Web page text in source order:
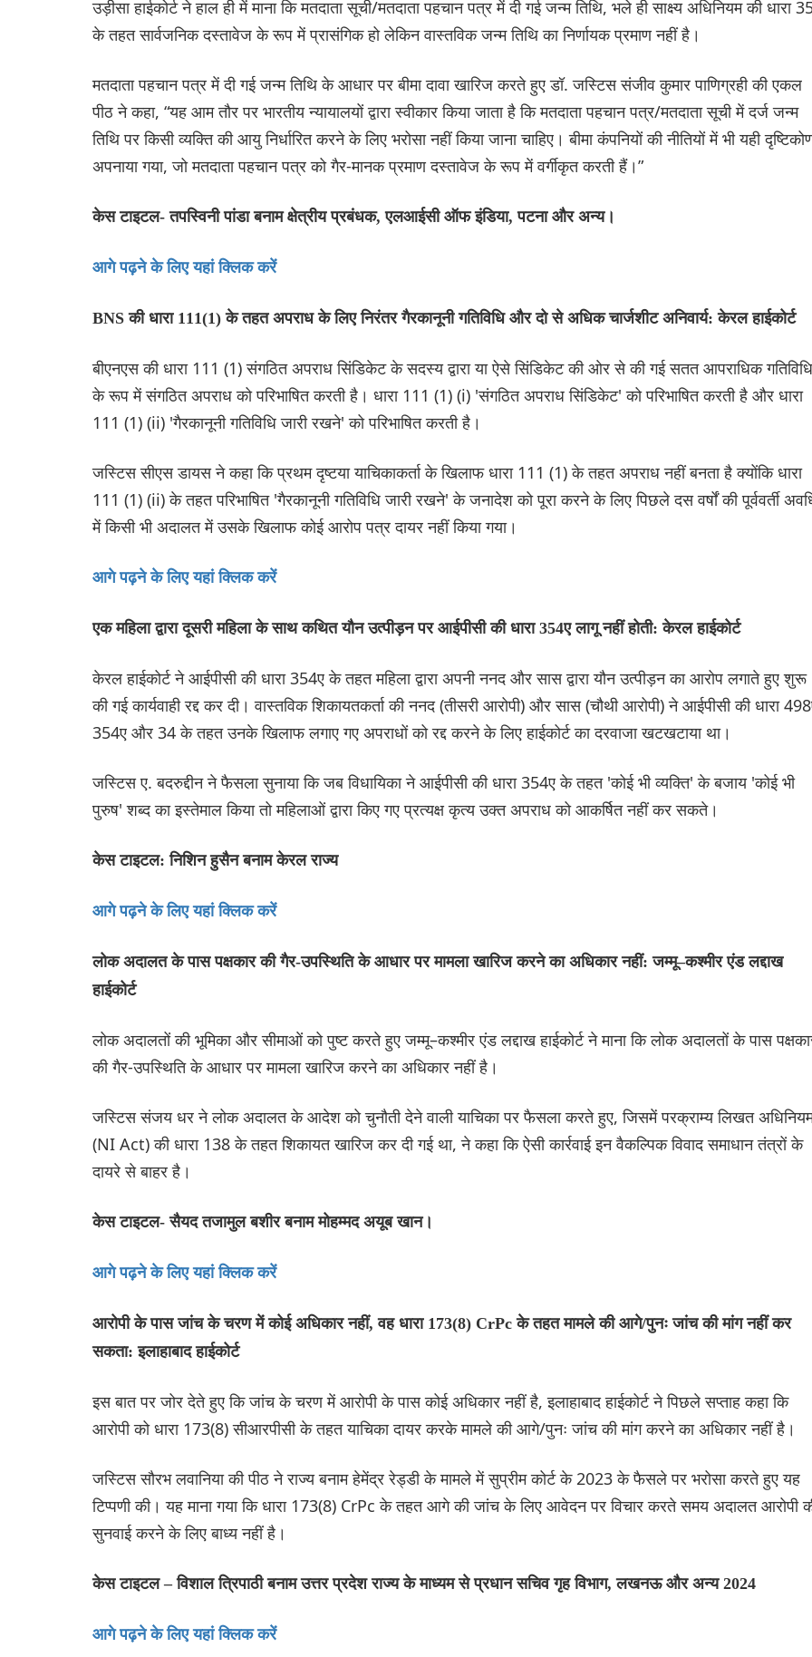
उड़ीसा हाईकोर्ट ने हाल ही में माना कि मतदाता सूची/मतदाता पहचान पत्र में दी गई जन्म तिथि, भले ही साक्ष्य अधिनियम की धारा
के तहत सार्वजनिक दस्तावेज के रूप में प्रासंगिक हो लेकिन वास्तविक जन्म तिथि का निर्णायक प्रमाण नहीं है।
मतदाता पहचान पत्र में दी गई जन्म तिथि के आधार पर बीमा दावा खारिज करते हुए डॉ. जस्टिस संजीव कुमार पाणिग्रही की एकल
पीठ ने कहा, “यह आम तौर पर भारतीय न्यायालयों द्वारा स्वीकार किया जाता है कि मतदाता पहचान पत्र/मतदाता सूची में दर्ज जन्म
तिथि पर किसी व्यक्ति की आयु निर्धारित करने के लिए भरोसा नहीं किया जाना चाहिए। बीमा कंपनियों की नीतियों में भी यही
अपनाया गया, जो मतदाता पहचान पत्र को गैर-मानक प्रमाण दस्तावेज के रूप में वर्गीकृत करती हैं।”
केस टाइटल- तपस्विनी पांडा बनाम क्षेत्रीय प्रबंधक, एलआईसी ऑफ इंडिया, पटना और अन्य।
आगे पढ़ने के लिए यहां क्लिक करें
BNS की धारा 111(1) के तहत अपराध के लिए निरंतर गैरकानूनी गतिविधि और दो से अधिक चार्जशीट अनिवार्य: केरल हाईकोर्ट
बीएनएस की धारा 111 (1) संगठित अपराध सिंडिकेट के सदस्य द्वारा या ऐसे सिंडिकेट की ओर से की गई सतत आपराधिक गतिविधि
के रूप में संगठित अपराध को परिभाषित करती है। धारा 111 (1) (i) 'संगठित अपराध सिंडिकेट' को परिभाषित करती है और धारा
111 (1) (ii) 'गैरकानूनी गतिविधि जारी रखने' को परिभाषित करती है।
जस्टिस सीएस डायस ने कहा कि प्रथम दृष्टया याचिकाकर्ता के खिलाफ धारा 111 (1) के तहत अपराध नहीं बनता है क्योंकि धारा
111 (1) (ii) के तहत परिभाषित 'गैरकानूनी गतिविधि जारी रखने' के जनादेश को पूरा करने के लिए पिछले दस वर्षों की पूर्ववर्ती
में किसी भी अदालत में उसके खिलाफ कोई आरोप पत्र दायर नहीं किया गया।
आगे पढ़ने के लिए यहां क्लिक करें
एक महिला द्वारा दूसरी महिला के साथ कथित यौन उत्पीड़न पर आईपीसी की धारा 354ए लागू नहीं होती: केरल हाईकोर्ट
केरल हाईकोर्ट ने आईपीसी की धारा 354ए के तहत महिला द्वारा अपनी ननद और सास द्वारा यौन उत्पीड़न का आरोप लगाते हुए शुरू
की गई कार्यवाही रद्द कर दी। वास्तविक शिकायतकर्ता की ननद (तीसरी आरोपी) और सास (चौथी आरोपी) ने आईपीसी की धारा
354ए और 34 के तहत उनके खिलाफ लगाए गए अपराधों को रद्द करने के लिए हाईकोर्ट का दरवाजा खटखटाया था।
जस्टिस ए. बदरुद्दीन ने फैसला सुनाया कि जब विधायिका ने आईपीसी की धारा 354ए के तहत 'कोई भी व्यक्ति' के बजाय 'कोई भी
पुरुष' शब्द का इस्तेमाल किया तो महिलाओं द्वारा किए गए प्रत्यक्ष कृत्य उक्त अपराध को आकर्षित नहीं कर सकते।
केस टाइटल: निशिन हुसैन बनाम केरल राज्य
आगे पढ़ने के लिए यहां क्लिक करें
लोक अदालत के पास पक्षकार की गैर-उपस्थिति के आधार पर मामला खारिज करने का अधिकार नहीं: जम्मू–कश्मीर एंड लद्दाख
हाईकोर्ट
लोक अदालतों की भूमिका और सीमाओं को पुष्ट करते हुए जम्मू–कश्मीर एंड लद्दाख हाईकोर्ट ने माना कि लोक अदालतों के पास
की गैर-उपस्थिति के आधार पर मामला खारिज करने का अधिकार नहीं है।
जस्टिस संजय धर ने लोक अदालत के आदेश को चुनौती देने वाली याचिका पर फैसला करते हुए, जिसमें परक्राम्य लिखत
(NI Act) की धारा 138 के तहत शिकायत खारिज कर दी गई था, ने कहा कि ऐसी कार्रवाई इन वैकल्पिक विवाद समाधान तंत्रों के
दायरे से बाहर है।
केस टाइटल- सैयद तजामुल बशीर बनाम मोहम्मद अयूब खान।
आगे पढ़ने के लिए यहां क्लिक करें
आरोपी के पास जांच के चरण में कोई अधिकार नहीं, वह धारा 173(8) CrPc के तहत मामले की आगे/पुनः जांच की मांग नहीं कर
सकता: इलाहाबाद हाईकोर्ट
इस बात पर जोर देते हुए कि जांच के चरण में आरोपी के पास कोई अधिकार नहीं है, इलाहाबाद हाईकोर्ट ने पिछले सप्ताह कहा कि
आरोपी को धारा 173(8) सीआरपीसी के तहत याचिका दायर करके मामले की आगे/पुनः जांच की मांग करने का अधिकार नहीं है।
जस्टिस सौरभ लवानिया की पीठ ने राज्य बनाम हेमेंद्र रेड्डी के मामले में सुप्रीम कोर्ट के 2023 के फैसले पर भरोसा करते हुए यह
टिप्पणी की। यह माना गया कि धारा 173(8) CrPc के तहत आगे की जांच के लिए आवेदन पर विचार करते समय अदालत आरोपी
सुनवाई करने के लिए बाध्य नहीं है।
केस टाइटल – विशाल त्रिपाठी बनाम उत्तर प्रदेश राज्य के माध्यम से प्रधान सचिव गृह विभाग, लखनऊ और अन्य 2024
आगे पढ़ने के लिए यहां क्लिक करें